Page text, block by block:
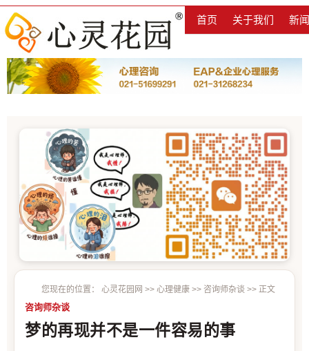
首页 关于我们 新
您现在的位置： 心灵花园网 >> 心理健康 >> 咨询师杂谈 >> 正文
咨询师杂谈
梦的再现并不是一件容易的事